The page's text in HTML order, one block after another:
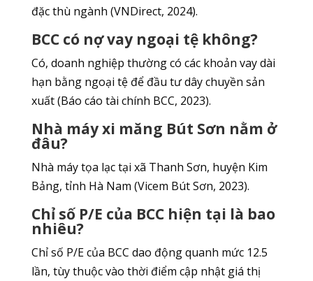
đặc thù ngành (VNDirect, 2024).
BCC có nợ vay ngoại tệ không?
Có, doanh nghiệp thường có các khoản vay dài
hạn bằng ngoại tệ để đầu tư dây chuyền sản
xuất (Báo cáo tài chính BCC, 2023).
Nhà máy xi măng Bút Sơn nằm ở
đâu?
Nhà máy tọa lạc tại xã Thanh Sơn, huyện Kim
Bảng, tỉnh Hà Nam (Vicem Bút Sơn, 2023).
Chỉ số P/E của BCC hiện tại là bao
nhiêu?
Chỉ số P/E của BCC dao động quanh mức 12.5
lần, tùy thuộc vào thời điểm cập nhật giá thị